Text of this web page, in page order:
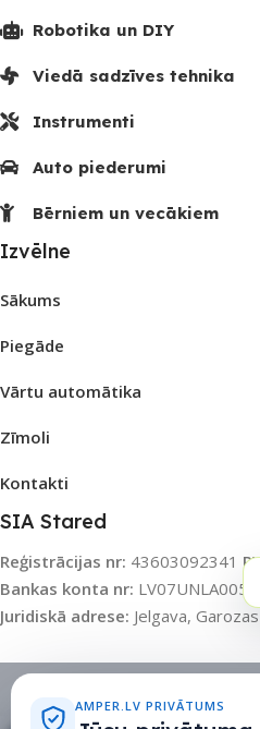
Robotika un DIY
Viedā sadzīves tehnika
Instrumenti
Auto piederumi
Bērniem un vecākiem
Izvēlne
Sākums
Piegāde
Vārtu automātika
Zīmoli
Kontakti
SIA Stared
Reģistrācijas nr: 43603092341
Bankas konta nr:
Juridiskā adrese: Jelgava,
AMPER.LV PRIVĀTUMS